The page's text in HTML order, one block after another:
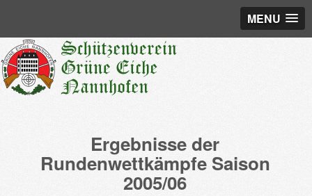
MENU
Ergebnisse der
Rundenwettkämpfe Saison
2005/06